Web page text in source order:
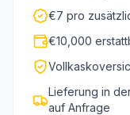
€7 pro
€10,000
Lieferung in
auf Anfrage